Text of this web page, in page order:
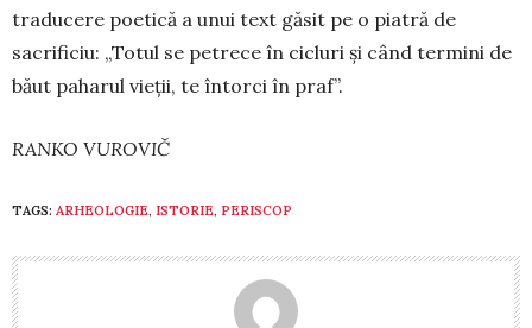
traducere poe­tică a unui text găsit pe o piatră de
sacrificiu: „Totul se petrece în cicluri şi când termini de
băut paharul vieţii, te întorci în praf”.
RANKO VUROVIČ
TAGS: ARHEOLOGIE, ISTORIE, PERISCOP